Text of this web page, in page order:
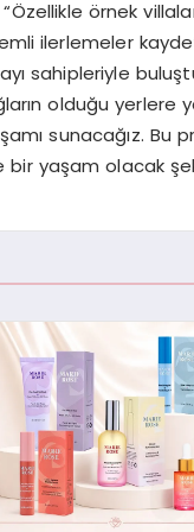
örnek
ilerlemeler
sahipleriyle
olduğu yerlere
sunacağız. Bu
yaşam olacak